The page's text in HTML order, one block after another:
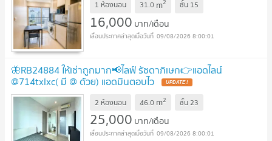
1 ห้องนอน 31.0 m2 ชั้น 15
16,000 บาท/เดือน
09/08/2026 8:00:01
🦋RB24884 ให้เช่าถูกมาก📢ไลฟ์ รัชดาภิเษก👉แอดไลน์
@714txlxc( มี @ ด้วย) แอดมินตอบไว UPDATE !
2 ห้องนอน 46.0 m2 ชั้น23
25,000 บาท/เดือน
09/08/2026 8:00:01